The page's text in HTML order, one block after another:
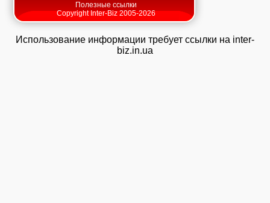
Полезные ссылки
Copyright Inter-Biz 2005-2026
Использование информации требует ссылки на inter-
biz.in.ua